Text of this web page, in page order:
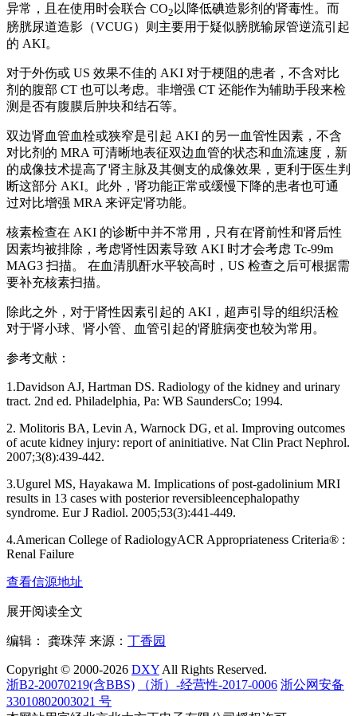
异常，且在使用时会联合 CO2 以降低碘造影剂的肾毒性。而
膀胱尿道造影（VCUG）则主要用于疑似膀胱输尿管逆流引起
的 AKI。
对于外伤或 US 效果不佳的 AKI 对于梗阻的患者，不含对比
剂的腹部 CT 也可以考虑。非增强 CT 还能作为辅助手段来检
测是否有腹膜后肿块和结石等。
双边肾血管血栓或狭窄是引起 AKI 的另一血管性因素，不含
对比剂的 MRA 可清晰地表征双边血管的状态和血流速度，新
的成像技术提高了肾主脉及其侧支的成像效果，更利于医生判
断这部分 AKI。此外，肾功能正常或缓慢下降的患者也可通
过对比增强 MRA 来评定肾功能。
核素检查在 AKI 的诊断中并不常用，只有在肾前性和肾后性
因素均被排除，考虑肾性因素导致 AKI 时才会考虑 Tc-99m
MAG3 扫描。 在血清肌酐水平较高时，US 检查之后可根据需
要补充核素扫描。
除此之外，对于肾性因素引起的 AKI，超声引导的组织活检
对于肾小球、肾小管、血管引起的肾脏病变也较为常用。
参考文献：
1.Davidson AJ, Hartman DS. Radiology of the kidney and urinary
tract. 2nd ed. Philadelphia, Pa: WB SaundersCo; 1994.
2. Molitoris BA, Levin A, Warnock DG, et al. Improving outcomes
of acute kidney injury: report of aninitiative. Nat Clin Pract Nephrol.
2007;3(8):439-442.
3.Ugurel MS, Hayakawa M. Implications of post-gadolinium MRI
results in 13 cases with posterior reversibleencephalopathy
syndrome. Eur J Radiol. 2005;53(3):441-449.
4.American College of RadiologyACR Appropriateness Criteria® :
Renal Failure
查看信源地址
展开阅读全文
编辑： 龚珠萍 来源： 丁香园
Copyright © 2000-2026 DXY All Rights Reserved.
浙B2-20070219(含BBS)
（浙）-经营性-2017-0006 浙公网安备
33010802003021 号